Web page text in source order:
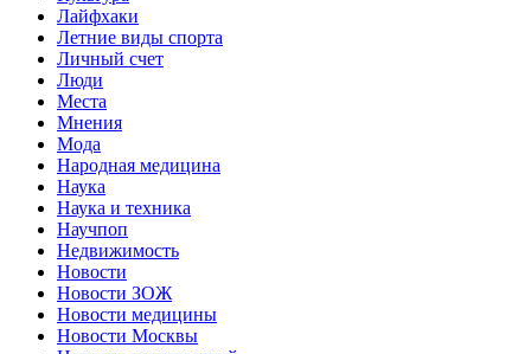
Лайфхаки
Летние виды спорта
Личный счет
Люди
Места
Мнения
Мода
Народная медицина
Наука
Наука и техника
Научпоп
Недвижимость
Новости
Новости ЗОЖ
Новости медицины
Новости Москвы